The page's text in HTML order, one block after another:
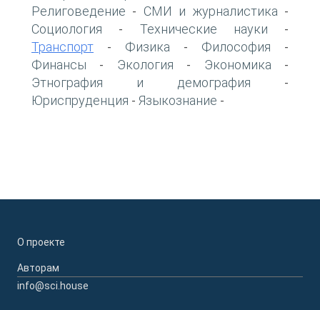
Религоведение - СМИ и журналистика -
Социология - Технические науки -
Транспорт - Физика - Философия -
Финансы - Экология - Экономика -
Этнография и демография -
Юриспруденция - Языкознание -
О проекте
Авторам
info@sci.house